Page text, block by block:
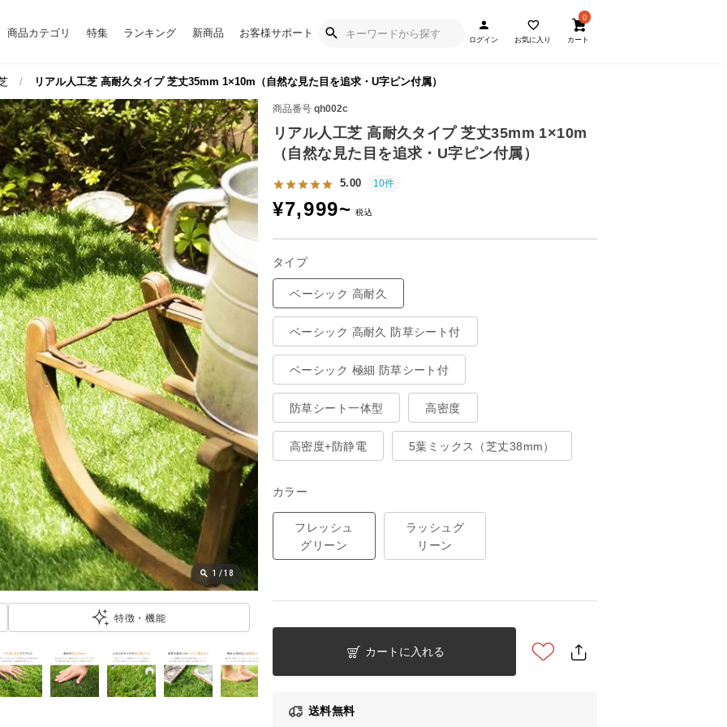
商品カテゴリ 特集 ランキング 新商品 お客様サポート
ログイン お気に入り
0
カート
リアル人工芝 高耐久タイプ 芝丈35mm 1×10m（自然な見た目を追求・U字ピン付属）
商品番号 qh002c
リアル人工芝 高耐久タイプ 芝丈35mm 1×10m
（自然な見た目を追求・U字ピン付属）
5.00 10件
¥7,999~
タイプ
ベーシック 高耐久
ベーシック 高耐久 防草シート付
ベーシック 極細 防草シート付
防草シート一体型 高密度
高密度+防静電 5葉ミックス（芝丈38mm）
カラー
フレッシュ
グリーン
ラッシュグ
リーン
カートに入れる
送料無料
1 /18
特徴・機能